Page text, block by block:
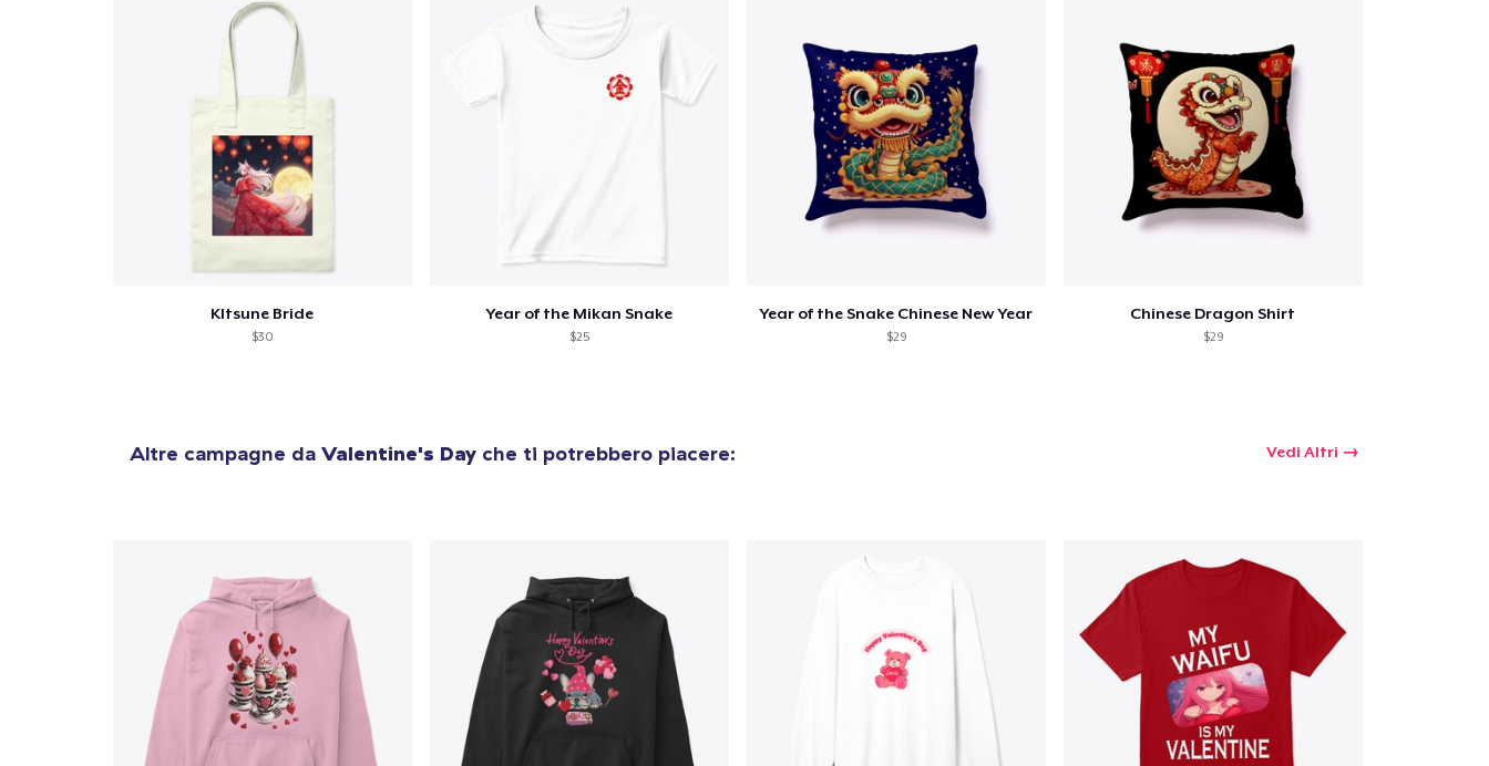
KItsune Bride
$30
Year of the Mikan Snake
$25
Year of the Snake Chinese New Year
$29
Chinese Dragon Shirt
$29
Altre campagne da Valentine's Day che ti potrebbero piacere: Vedi Altri
Procedi alla Pagina di
Continua a Comprare
15,99 USD